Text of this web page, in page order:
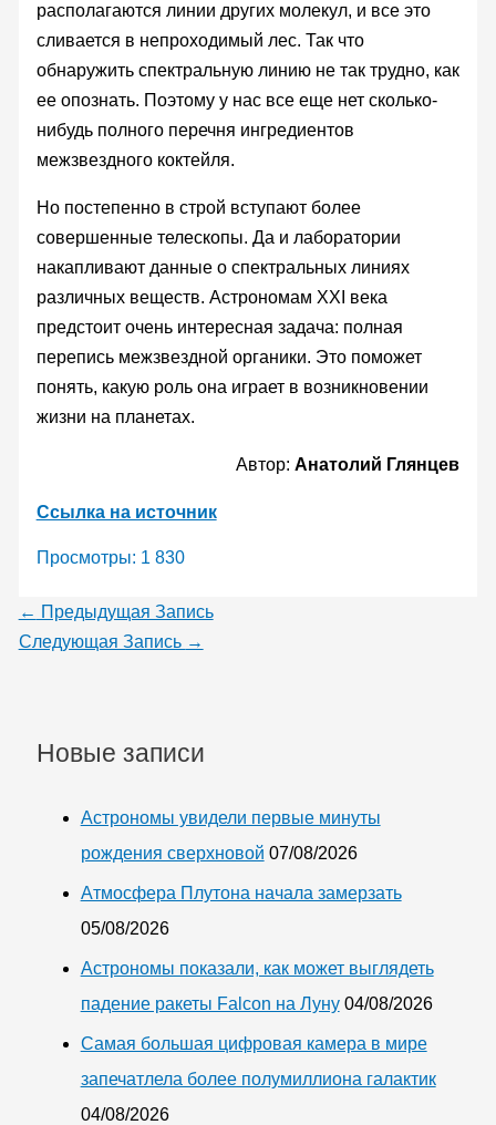
располагаются линии других молекул, и все это
сливается в непроходимый лес. Так что
обнаружить спектральную линию не так трудно, как
ее опознать. Поэтому у нас все еще нет сколько-
нибудь полного перечня ингредиентов
межзвездного коктейля.
Но постепенно в строй вступают более
совершенные телескопы. Да и лаборатории
накапливают данные о спектральных линиях
различных веществ. Астрономам XXI века
предстоит очень интересная задача: полная
перепись межзвездной органики. Это поможет
понять, какую роль она играет в возникновении
жизни на планетах.
Автор:Анатолий Глянцев
Ссылка на источник
Просмотры: 1 830
← Предыдущая Запись
Следующая Запись →
Новые записи
Астрономы увидели первые минуты
рождения сверхновой 07/08/2026
Атмосфера Плутона начала замерзать
05/08/2026
Астрономы показали, как может выглядеть
падение ракеты Falcon на Луну 04/08/2026
Самая большая цифровая камера в мире
запечатлела более полумиллиона галактик
04/08/2026